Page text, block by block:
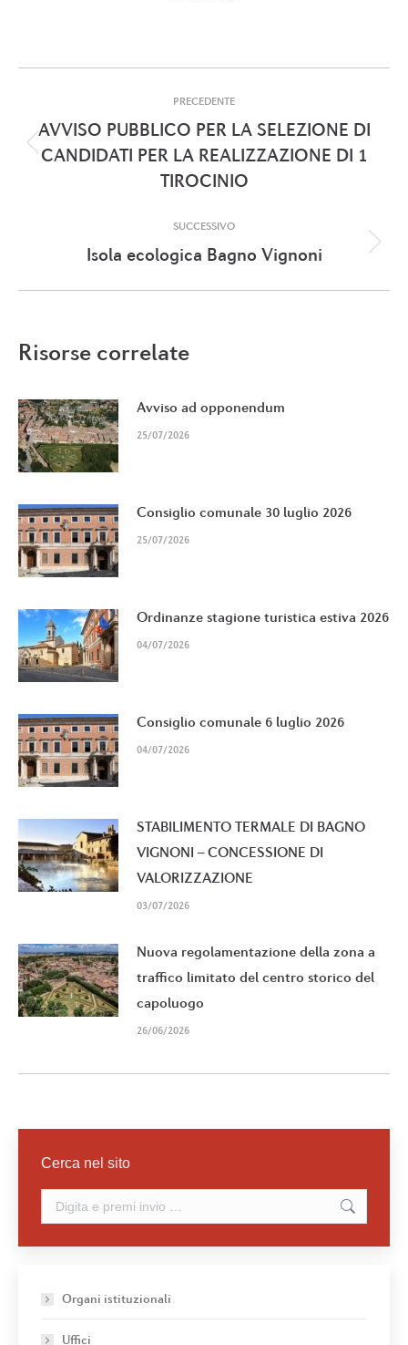
tra
PRECEDENTE
Post
precedente:
AVVISO PUBBLICO PER LA SELEZIONE DI
CANDIDATI PER LA REALIZZAZIONE DI 1
TIROCINIO
SUCCESSIVO
Prossimo
Isola ecologica Bagno Vignoni
Risorse correlate
Avviso ad opponendum
25/07/2026
Consiglio comunale 30 luglio 2026
25/07/2026
Ordinanze stagione turistica estiva 2026
04/07/2026
Consiglio comunale 6 luglio 2026
04/07/2026
STABILIMENTO TERMALE DI BAGNO
VIGNONI – CONCESSIONE DI
VALORIZZAZIONE
03/07/2026
Nuova regolamentazione della zona a
traffico limitato del centro storico del
capoluogo
26/06/2026
Cerca nel sito
Cerca:
Organi istituzionali
Uffici